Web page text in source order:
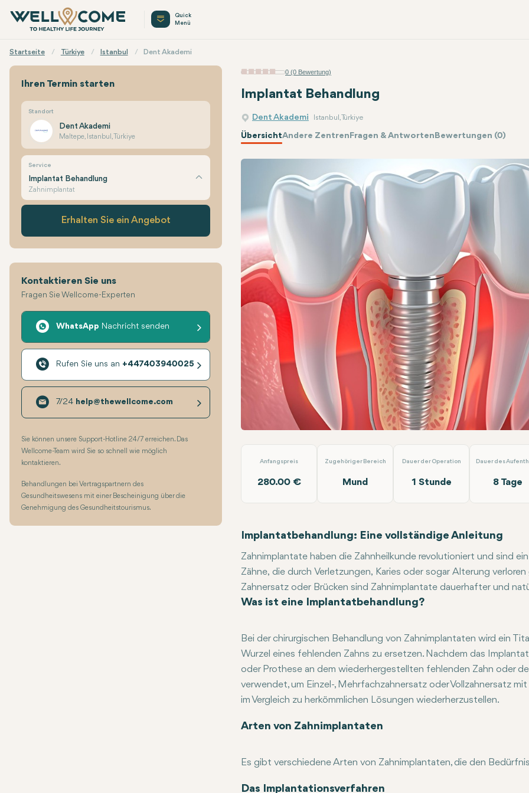
Quick
Menü
Startseite Türkiye Istanbul Dent Akademi
0 (0 Bewertung)
Implantat Behandlung
Dent Akademi Istanbul, Türkiye
ÜbersichtAndere ZentrenFragen & AntwortenBewertungen (0)
Anfangspreis
280.00 €
Zugehöriger Bereich
Mund
Dauer der Operation
1 Stunde
Dauer des
8 Tage
Implantatbehandlung: Eine vollständige Anleitung
Zahnimplantate haben die Zahnheilkunde revolutioniert und sind
Zähne, die durch Verletzungen, Karies oder sogar Alterung
Zahnersatz oder Brücken sind Zahnimplantate dauerhafter und
Ästhetik Ihres Lächelns wiederherstellen kann. In diesem
Genesungsprozess sowie die Pflege, die für einen langfristigen
Was ist eine Implantatbehandlung?
Bei der chirurgischen Behandlung von Zahnimplantaten wird ein
Wurzel eines fehlenden Zahns zu ersetzen. Nachdem das
oder Prothese an dem wiederhergestellten fehlenden Zahn oder
verwendet, um Einzel-, Mehrfachzahnersatz oder Vollzahnersatz
im Vergleich zu herkömmlichen Lösungen wiederherzustellen.
Der in Zahnimplantaten verwendete Metallstift ist biokompatibel
Arten von Zahnimplantaten
Es gibt verschiedene Arten von Zahnimplantaten, die den
Endostale Implantate sind die häufigste Form von
Subperiostale Implantate werden oben auf dem Kieferknochen
All-on-4-Implantate: Dieser Ansatz funktioniert gut bei Patienten
Das Implantationsverfahren
Ihren Termin starten
Standort
Dent Akademi
Maltepe, Istanbul, Türkiye
Service
Implantat Behandlung
Zahnimplantat
Erhalten Sie ein Angebot
Kontaktieren Sie uns
Fragen Sie Wellcome-Experten
WhatsApp Nachricht senden
Rufen Sie uns an +447403940025
7/24 help@thewellcome.com
Sie können unsere Support-Hotline 24/7 erreichen. Das
Wellcome-Team wird Sie so schnell wie möglich
kontaktieren.
Behandlungen bei Vertragspartnern des
Gesundheitswesens mit einer Bescheinigung über die
Genehmigung des Gesundheitstourismus.